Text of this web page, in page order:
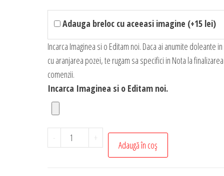
Adauga breloc cu aceeasi imagine (+15 lei)
Incarca Imaginea si o Editam noi. Daca ai anumite doleante
cu aranjarea pozei, te rugam sa specifici in Nota la finalizarea
comenzii.
Incarca Imaginea si o Editam noi.
-
Cantitate
Husa
+
Adaugă în coș